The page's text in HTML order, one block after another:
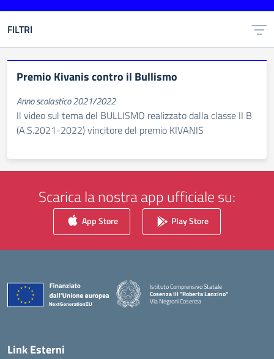
FILTRI
Premio Kivanis contro il Bullismo
Anno scolastico 2021/2022
Il video sul tema del BULLISMO realizzato dalla classe II B
(A.S.2021-2022) vincitore del premio KIVANIS
Scarica la nostra app ufficiale su:
App Store Play Store
Istituto Comprensivo Statale
Cosenza III "Roberta Lanzino"
Via Negroni Cosenza
— Visita la pagina iniziale della scuola
Link Esterni